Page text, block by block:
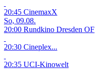
20:45 CinemaxX
So, 09.08.
20:00 Rundkino Dresden OF
20:30 Cineplex...
20:35 UCI-Kinowelt